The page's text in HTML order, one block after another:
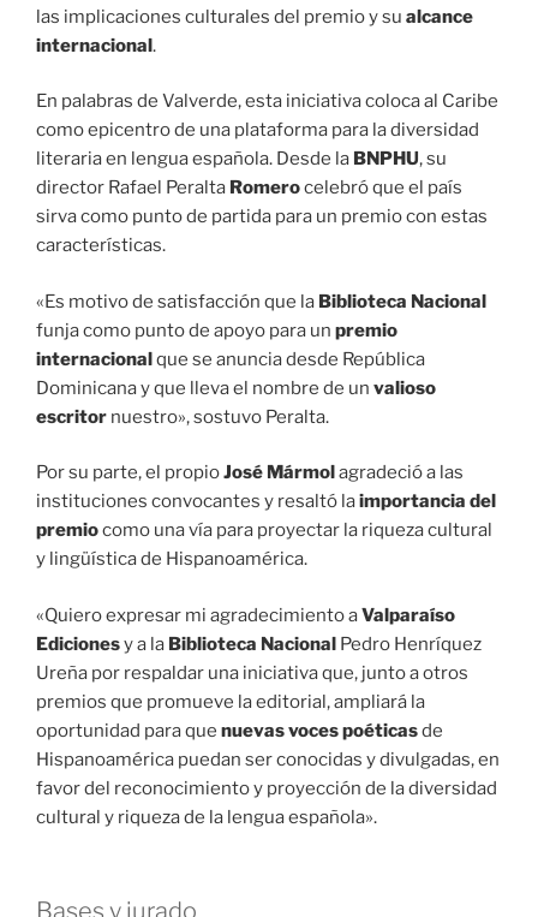
las implicaciones culturales del premio y su alcance
internacional.
En palabras de Valverde, esta iniciativa coloca al Caribe
como epicentro de una plataforma para la diversidad
literaria en lengua española. Desde la BNPHU, su
director Rafael Peralta Romerocelebró que el país
sirva como punto de partida para un premio con estas
características.
«Es motivo de satisfacción que la Biblioteca Nacional
funja como punto de apoyo para un premio
internacionalque se anuncia desde República
Dominicana y que lleva el nombre de un valioso
escritor nuestro», sostuvo Peralta.
Por su parte, el propioJosé Mármolagradeció a las
instituciones convocantes y resaltó laimportancia del
premiocomo una vía para proyectar la riqueza cultural
y lingüística de Hispanoamérica.
«Quiero expresar mi agradecimiento aValparaíso
Edicionesy a la Biblioteca Nacional Pedro Henríquez
Ureña por respaldar una iniciativa que, junto a otros
premios que promueve la editorial, ampliará la
oportunidad para que nuevas voces poéticasde
Hispanoamérica puedan ser conocidas y divulgadas, en
favor del reconocimiento y proyección de la diversidad
cultural y riqueza de la lengua española».